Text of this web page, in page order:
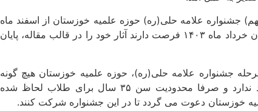
جشنواره علامه حلی(ره) حوزه علمیه خوزستان از اسفند ماه
۱۴۰۲ آغاز شده و طلاب و اساتید علاقه‌مند تا پایان خرداد ماه ۱۴۰۳ فرصت دارند آثار خود را در قالب مقاله، پایان
جشنواره علامه حلی(ره)، حوزه علمیه خوزستان هیچ گونه
محدودیت سنی برای اساتید شرکت کننده وجود ندارد و صرفا محدودیت سن ۳۵ سال برای طلاب لحاظ شده
خوزستان دعوت می گردد تا در این جشنواره شرکت کنند.